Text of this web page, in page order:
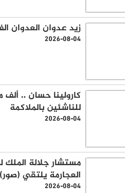
زيد عدوان العدوان
2026-08-04
كارولينا حسان .. ألف
للناشئين بالملاكمة
2026-08-04
مستشار جلالة
العجارمة يلتقي (صور)
2026-08-04